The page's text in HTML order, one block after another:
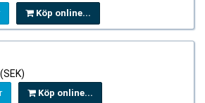
Köp online...
Köp online...